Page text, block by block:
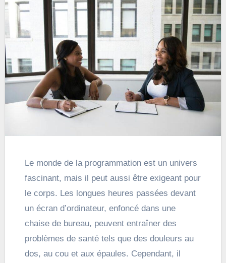
Le monde de la programmation est un univers
fascinant, mais il peut aussi être exigeant pour
le corps. Les longues heures passées devant
un écran d’ordinateur, enfoncé dans une
chaise de bureau, peuvent entraîner des
problèmes de santé tels que des douleurs au
dos, au cou et aux épaules. Cependant, il